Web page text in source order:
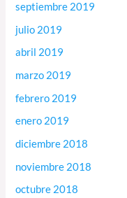
septiembre 2019
julio 2019
abril 2019
marzo 2019
febrero 2019
enero 2019
diciembre 2018
noviembre 2018
octubre 2018